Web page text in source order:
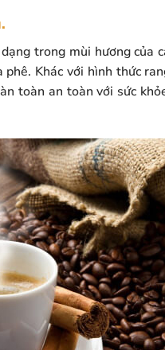
trong mùi hương
Khác với hình thức
toàn an toàn với sức